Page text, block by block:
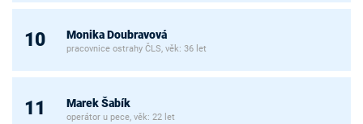
10 Monika Doubravová
pracovnice ostrahy ČLS, věk: 36 let
11 Marek Šabík
operátor u pece, věk: 22 let